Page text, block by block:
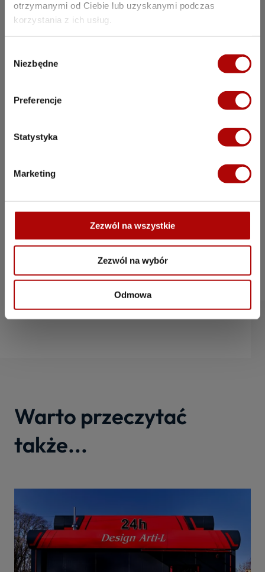
otrzymanymi od Ciebie lub uzyskanymi podczas
korzystania z ich usług.
Niezbędne
Preferencje
Statystyka
Marketing
Zezwól na wszystkie
Zezwól na wybór
Odmowa
10 błędów, o których
zanim zbudowałem
pierwszą myjnię
popełnij błędów, które mogą
zaszkodzić Twojej myjni
bezdotykowej.
Warto przeczytać
także...